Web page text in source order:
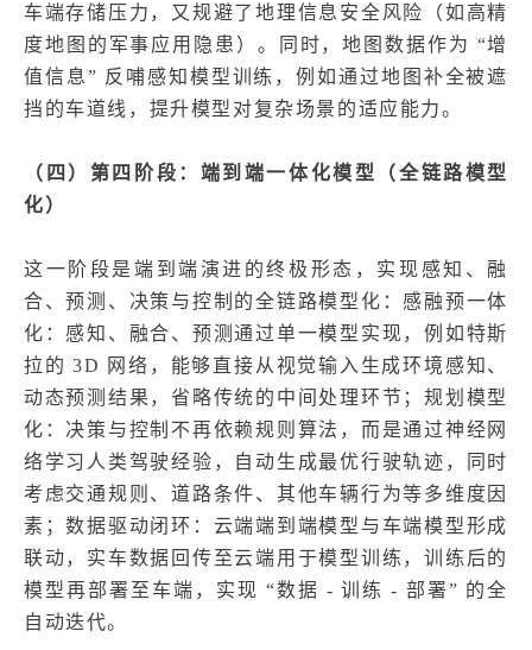
车端存储压力，又规避了地理信息安全风险（如高精
度地图的军事应用隐患）。同时，地图数据作为 “增
值信息” 反哺感知模型训练，例如通过地图补全被遮
挡的车道线，提升模型对复杂场景的适应能力。
（四）第四阶段：端到端一体化模型（全链路模型
化）
这一阶段是端到端演进的终极形态，实现感知、融
合、预测、决策与控制的全链路模型化：感融预一体
化：感知、融合、预测通过单一模型实现，例如特斯
拉的 3D 网络，能够直接从视觉输入生成环境感知、
动态预测结果，省略传统的中间处理环节；规划模型
化：决策与控制不再依赖规则算法，而是通过神经网
络学习人类驾驶经验，自动生成最优行驶轨迹，同时
考虑交通规则、道路条件、其他车辆行为等多维度因
素；数据驱动闭环：云端端到端模型与车端模型形成
联动，实车数据回传至云端用于模型训练，训练后的
模型再部署至车端，实现 “数据 - 训练 - 部署” 的全
自动迭代。